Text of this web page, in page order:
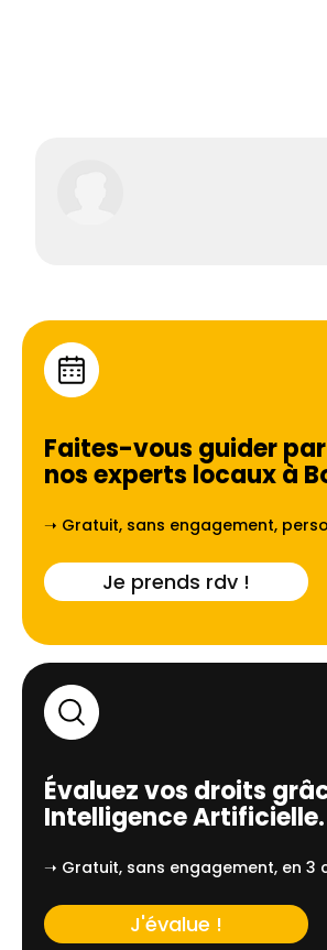
Faites-vous guider
nos experts locaux à
➝ Gratuit, sans engagement,
Je prends rdv !
Évaluez vos droits
Intelligence Artificielle.
➝ Gratuit, sans engagement, en 3
J'évalue !